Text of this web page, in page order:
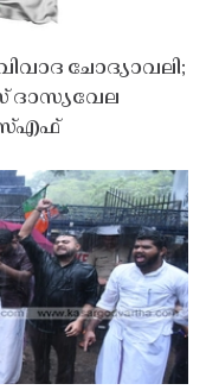
ചോദ്യാവലി;